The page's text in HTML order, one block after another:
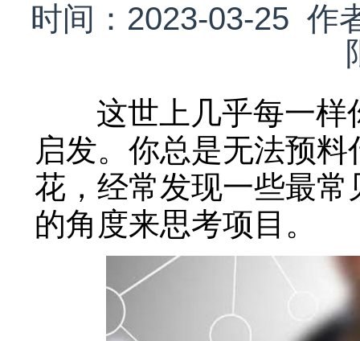
时间：2023-03-25 作
这世上几乎每一样
启发。你总是无法预
花，经常发现一些最
的角度来思考项目。